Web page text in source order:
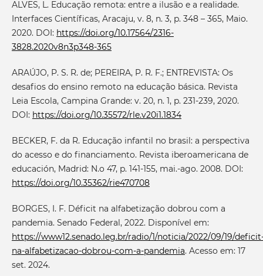
ALVES, L. Educação remota: entre a ilusão e a realidade.
Interfaces Científicas, Aracaju, v. 8, n. 3, p. 348 – 365, Maio.
2020. DOI: https://doi.org/10.17564/2316-
3828.2020v8n3p348-365
ARAÚJO, P. S. R. de; PEREIRA, P. R. F.; ENTREVISTA: Os
desafios do ensino remoto na educação básica. Revista
Leia Escola, Campina Grande: v. 20, n. 1, p. 231-239, 2020.
DOI: https://doi.org/10.35572/rle.v20i1.1834
BECKER, F. da R. Educação infantil no brasil: a perspectiva
do acesso e do financiamento. Revista iberoamericana de
educación, Madrid: N.o 47, p. 141-155, mai.-ago. 2008. DOI:
https://doi.org/10.35362/rie470708
BORGES, I. F. Déficit na alfabetização dobrou com a
pandemia. Senado Federal, 2022. Disponível em:
https://www12.senado.leg.br/radio/1/noticia/2022/09/19/
na-alfabetizacao-dobrou-com-a-pandemia. Acesso em: 17
set. 2024.